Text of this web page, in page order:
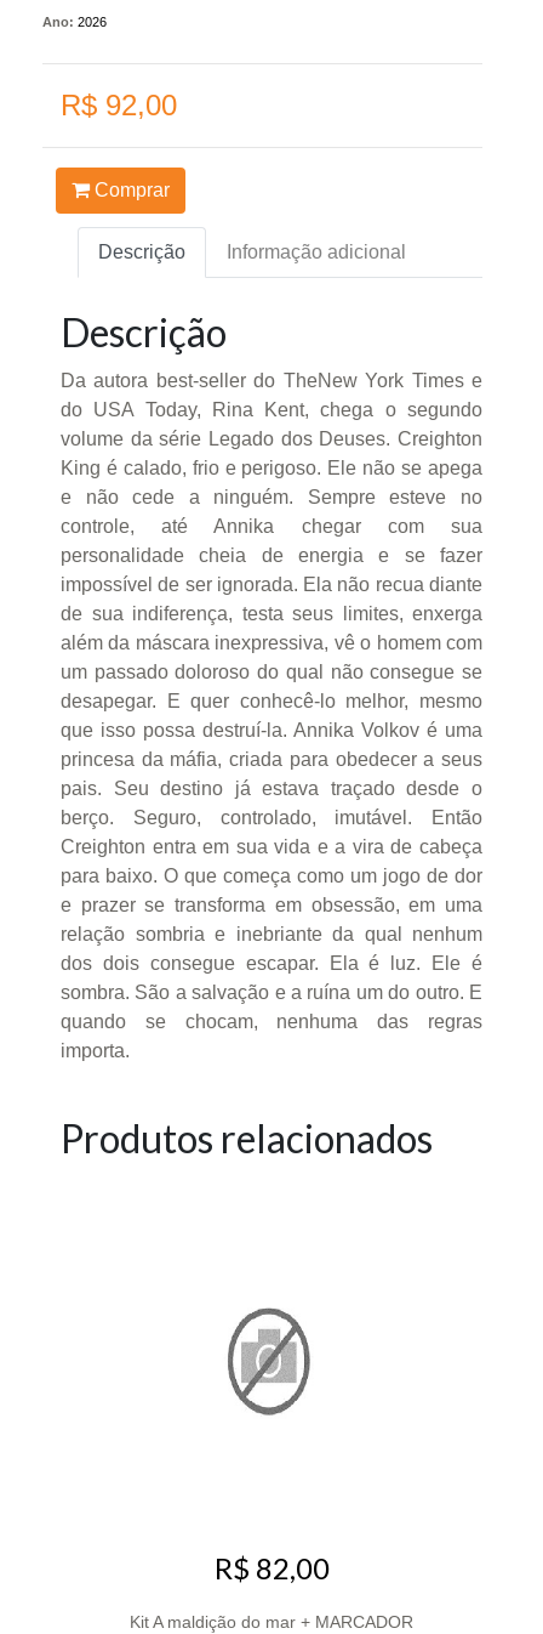
Ano: 2026
R$ 92,00
Comprar
Descrição Informação adicional
Descrição
Da autora best-seller do TheNew York Times e
do USA Today, Rina Kent, chega o segundo
volume da série Legado dos Deuses. Creighton
King é calado, frio e perigoso. Ele não se apega
e não cede a ninguém. Sempre esteve no
controle, até Annika chegar com sua
personalidade cheia de energia e se fazer
impossível de ser ignorada. Ela não recua diante
de sua indiferença, testa seus limites, enxerga
além da máscara inexpressiva, vê o homem com
um passado doloroso do qual não consegue se
desapegar. E quer conhecê-lo melhor, mesmo
que isso possa destruí-la. Annika Volkov é uma
princesa da máfia, criada para obedecer a seus
pais. Seu destino já estava traçado desde o
berço. Seguro, controlado, imutável. Então
Creighton entra em sua vida e a vira de cabeça
para baixo. O que começa como um jogo de dor
e prazer se transforma em obsessão, em uma
relação sombria e inebriante da qual nenhum
dos dois consegue escapar. Ela é luz. Ele é
sombra. São a salvação e a ruína um do outro. E
quando se chocam, nenhuma das regras
importa.
Produtos relacionados
R$ 82,00
Kit A maldição do mar + MARCADOR